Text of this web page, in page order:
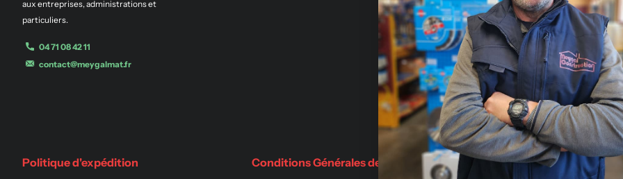
aux entreprises, administrations et
particuliers.
04 71 08 42 11
contact@meygalmat.fr
Demande de devis
BLOG
Partenaires
Saint-
Politique d'expédition Conditions Générales de Vente